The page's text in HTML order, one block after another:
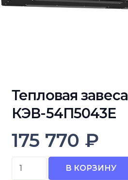
Тепловая завеса
КЭВ-54П5043Е
175 770 ₽
В КОРЗИНУ